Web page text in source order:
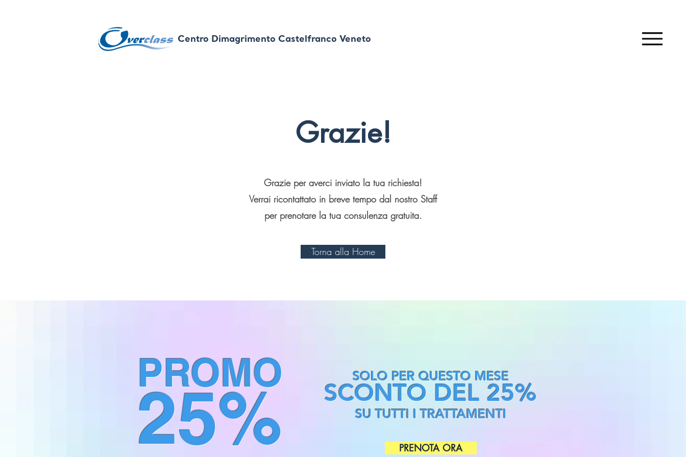
Centro Dimagrimento Castelfranco Veneto
Grazie!
Grazie per averci inviato la tua richiesta!
Verrai ricontattato in breve tempo dal nostro Staff
per prenotare la tua consulenza gratuita.
Torna alla Home
PROMO
25% SOLO PER QUESTO MESE
SCONTO DEL 25%
SU TUTTI I TRATTAMENTI
PRENOTA ORA